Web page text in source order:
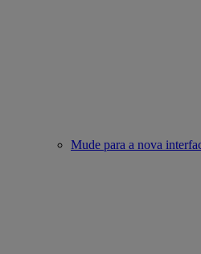
Mude para a nova